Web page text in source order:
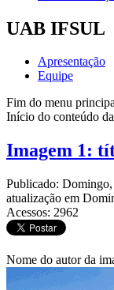
UAB IFSUL
Apresentação
Equipe
Fim do menu
Início do conteúdo
Imagem 1:
Publicado:
atualização em
Acessos: 2962
Nome do autor da